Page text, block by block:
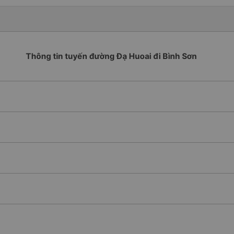
Thông tin tuyến đường Đạ Huoai đi Bình Sơn